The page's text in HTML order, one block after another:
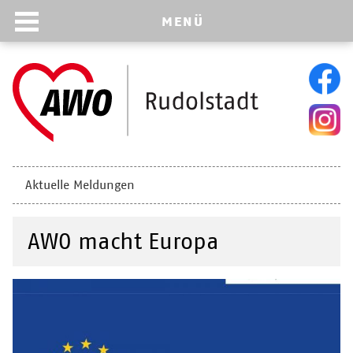
Navigation
überspringen
Aktuelle Meldungen
AWO macht Europa
MENÜ